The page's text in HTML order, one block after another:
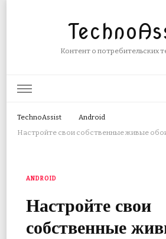
Контент о потребительских
TechnoAssist
Android
Настройте свои собственные живые
ANDROID
Настройте свои
собственные